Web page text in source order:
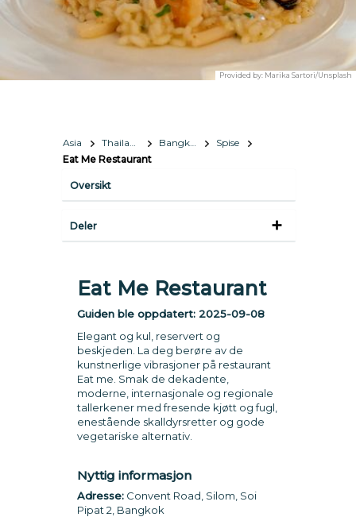
Provided by: Marika Sartori/Unsplash
Asia Thailand Bangkok
Spise
Eat Me Restaurant
Oversikt
Deler
Eat Me Restaurant
Guiden ble oppdatert: 2025-09-08
Elegant og kul, reservert og
beskjeden. La deg berøre av de
kunstnerlige vibrasjoner på restaurant
Eat me. Smak de dekadente,
moderne, internasjonale og regionale
tallerkener med fresende kjøtt og fugl,
enestående skalldyrsretter og gode
vegetariske alternativ.
Nyttig informasjon
Adresse:Convent Road, Silom, Soi
Pipat 2, Bangkok